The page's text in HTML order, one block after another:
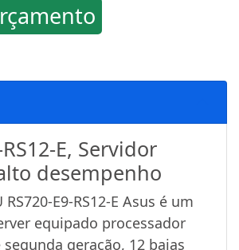
RS12-E, Servidor
desempenho
E9-RS12-E Asus é um
equipado processador
geração, 12 baias